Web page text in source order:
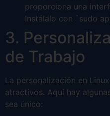
proporciona una
Instálalo con `sudo
3.
de Trabajo
La personalización en
atractivos. Aquí hay
sea único: